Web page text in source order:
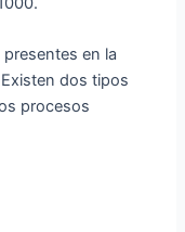
en la
dos tipos
procesos